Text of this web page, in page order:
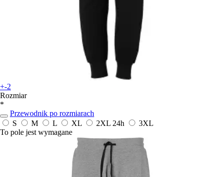
+-2
Rozmiar
*
Przewodnik po rozmiarach
S
M L XL 2XL 24h
3XL
To pole jest wymagane